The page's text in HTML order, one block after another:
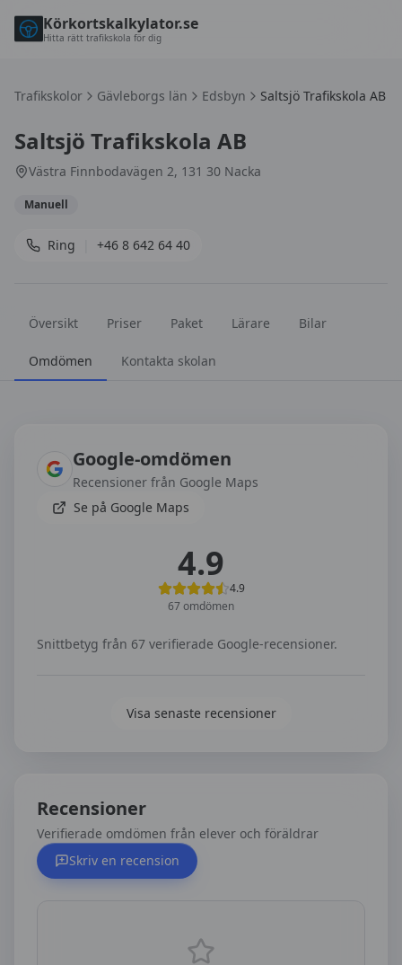
Körkortskalkylator.se
Hitta rätt trafikskola för dig
Trafikskolor Gävleborgs län Edsbyn Saltsjö Trafikskola AB
Saltsjö Trafikskola AB
Västra Finnbodavägen 2, 131 30 Nacka
Manuell
Ring +46 8 642 64 40
Översikt Priser Paket Lärare Bilar
Omdömen Kontakta skolan
Google-omdömen
Recensioner från Google Maps
Se på Google Maps
4.9
4.9
67 omdömen
Snittbetyg från 67 verifierade Google-recensioner.
Visa senaste recensioner
Recensioner
Verifierade omdömen från elever och föräldrar
Skriv en recension